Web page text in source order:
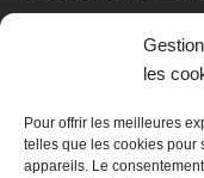
les
Pour offrir les meilleures
telles que les cookies pour
appareils. Le
La Boutique du
AUTORETRO